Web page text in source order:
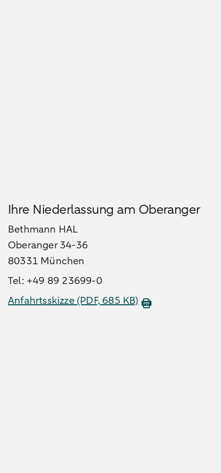
Ihre Niederlassung am Oberanger
Bethmann HAL
Oberanger 34-36
80331 München
Tel: +49 89 23699-0
Anfahrtsskizze (PDF, 685 KB)